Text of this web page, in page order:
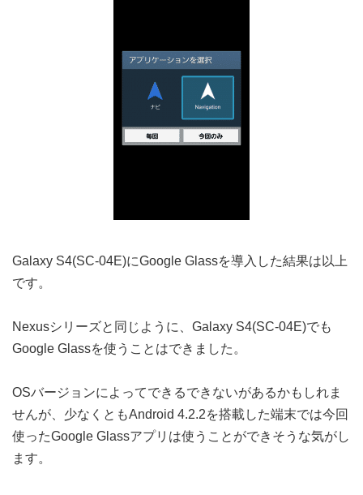
Galaxy S4(SC-04E)にGoogle Glassを導入した結果は以上
です。
Nexusシリーズと同じように、Galaxy S4(SC-04E)でも
Google Glassを使うことはできました。
OSバージョンによってできるできないがあるかもしれま
せんが、少なくともAndroid 4.2.2を搭載した端末では今回
使ったGoogle Glassアプリは使うことができそうな気がし
ます。